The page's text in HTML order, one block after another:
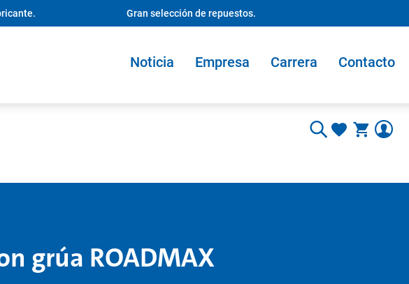
Gran selección de repuestos.
Noticia Empresa Carrera Contacto
grúa ROADMAX